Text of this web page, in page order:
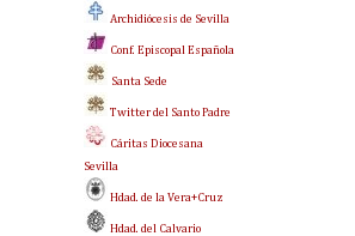
Archidiócesis de Sevilla
Conf. Episcopal Española
Santa Sede
Twitter del Santo Padre
Cáritas Diocesana
Sevilla
Hdad. de la Vera+Cruz
Hdad. del Calvario